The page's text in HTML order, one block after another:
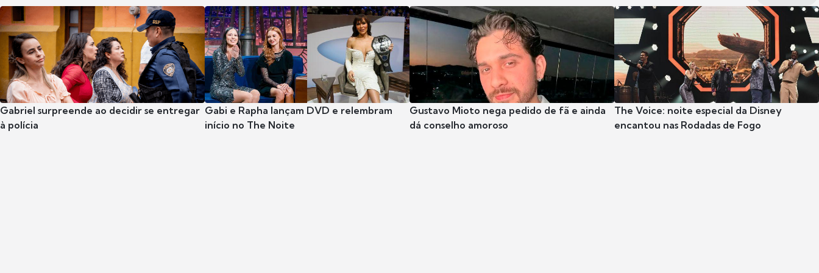
Gabriel surpreende ao decidir se entregar
à polícia
Gabi e Rapha lançam DVD e relembram
início no The Noite
Gustavo Mioto nega pedido de fã e ainda
dá conselho amoroso
The Voice: noite especial da Disney
encantou nas Rodadas de Fogo